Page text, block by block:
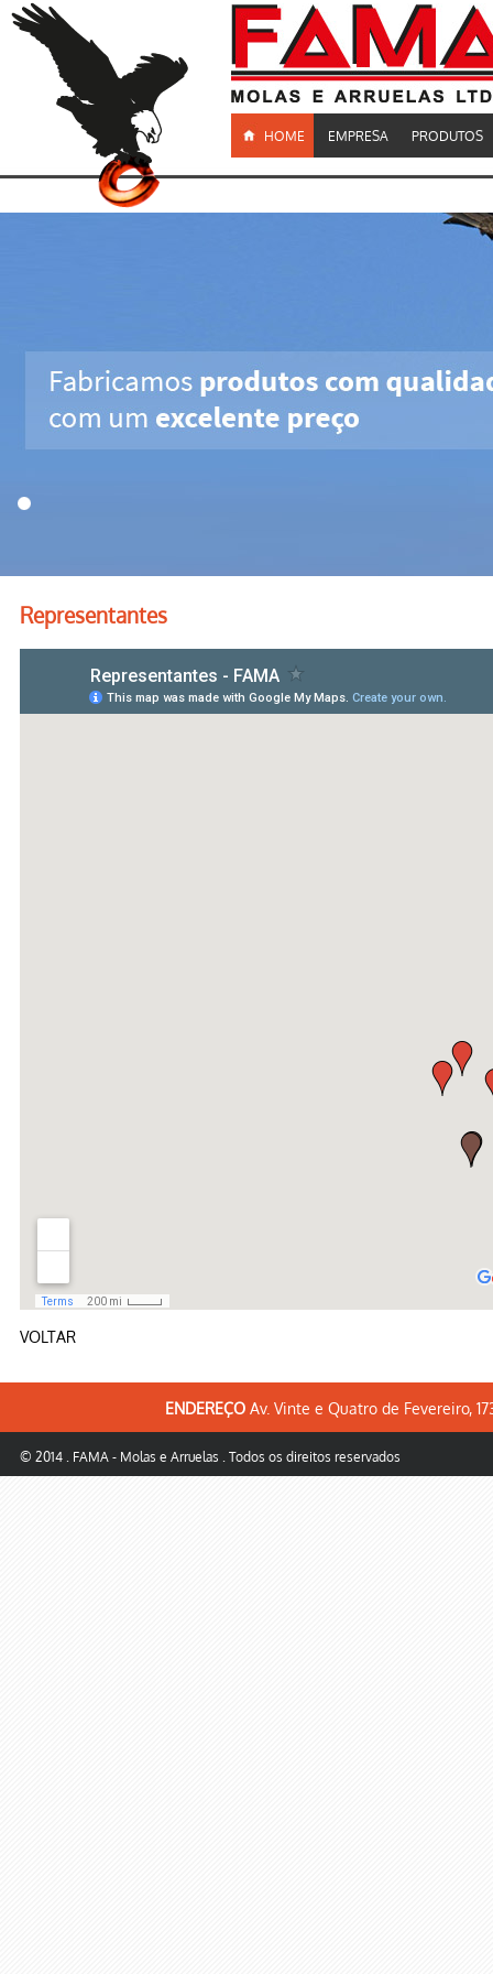
HOME EMPRESA PRODUTOS
1
Representantes
VOLTAR
ENDEREÇO Av. Vinte e Quatro de Fevereiro,
© 2014 . FAMA - Molas e Arruelas . Todos os direitos reservados